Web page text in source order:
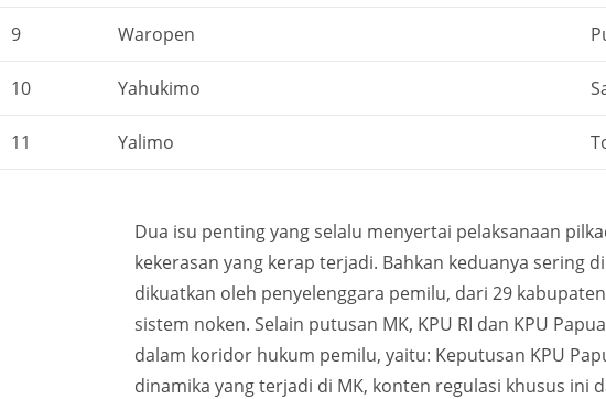
9 Waropen
10 Yahukimo
11 Yalimo
Dua isu penting yang selalu menyertai pelaksanaan
kekerasan yang kerap terjadi. Bahkan keduanya sering
dikuatkan oleh penyelenggara pemilu, dari 29
sistem noken. Selain putusan MK, KPU RI dan KPU
dalam koridor hukum pemilu, yaitu: Keputusan KPU
dinamika yang terjadi di MK, konten regulasi khusus